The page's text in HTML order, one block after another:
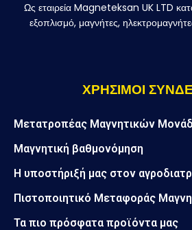
Ως εταιρεία Magneteksan UK LTD
εξοπλισμό, μαγνήτες,
ΧΡΗΣΙΜΟΙ
Μετατροπέας Μαγνητικών
Μαγνητική βαθμονόμηση
Η υποστήριξή μας στον
Πιστοποιητικό Μεταφοράς
Τα πιο πρόσφατα προϊόντα μας